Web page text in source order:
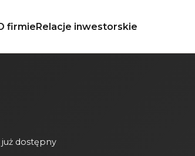
firmieRelacje inwestorskie
dostępny